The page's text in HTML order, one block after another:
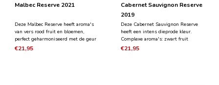
Malbec Reserve 2021
Deze Malbec Reserve heeft aroma's
van vers rood fruit en bloemen,
perfect geharmoniseerd met de geur
van kruiden, cacao en vanille, dit
komt door de veroudering in
€21,95
Cabernet Sauvignon Reserve
2019
Deze Cabernet Sauvignon Reserve
heeft een intens dieprode kleur.
Complexe aroma's: zwart fruit
gecombineerd met tonen van peper
in een subtiele en elegante stijl. Met
€21,95